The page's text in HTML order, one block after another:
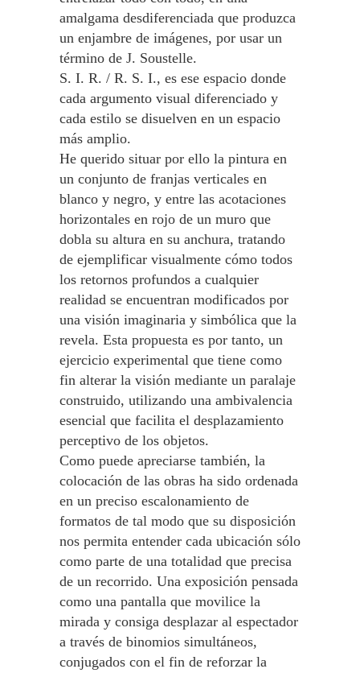
amalgama desdiferenciada que produzca
un enjambre de imágenes, por usar un
término de J. Soustelle.
S. I. R. / R. S. I., es ese espacio donde
cada argumento visual diferenciado y
cada estilo se disuelven en un espacio
más amplio.
He querido situar por ello la pintura en
un conjunto de franjas verticales en
blanco y negro, y entre las acotaciones
horizontales en rojo de un muro que
dobla su altura en su anchura, tratando
de ejemplificar visualmente cómo todos
los retornos profundos a cualquier
realidad se encuentran modificados por
una visión imaginaria y simbólica que la
revela. Esta propuesta es por tanto, un
ejercicio experimental que tiene como
fin alterar la visión mediante un paralaje
construido, utilizando una ambivalencia
esencial que facilita el desplazamiento
perceptivo de los objetos.
Como puede apreciarse también, la
colocación de las obras ha sido ordenada
en un preciso escalonamiento de
formatos de tal modo que su disposición
nos permita entender cada ubicación sólo
como parte de una totalidad que precisa
de un recorrido. Una exposición pensada
como una pantalla que movilice la
mirada y consiga desplazar al espectador
a través de binomios simultáneos,
conjugados con el fin de reforzar la